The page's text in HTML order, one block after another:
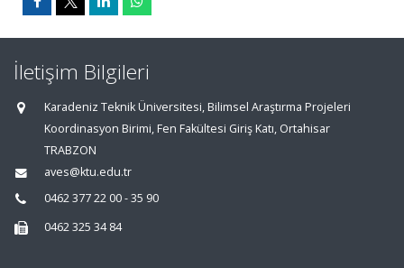
İletişim Bilgileri
Karadeniz Teknik Üniversitesi, Bilimsel Araştırma Projeleri
Koordinasyon Birimi, Fen Fakültesi Giriş Katı, Ortahisar
TRABZON
aves@ktu.edu.tr
0462 377 22 00 - 35 90
0462 325 34 84